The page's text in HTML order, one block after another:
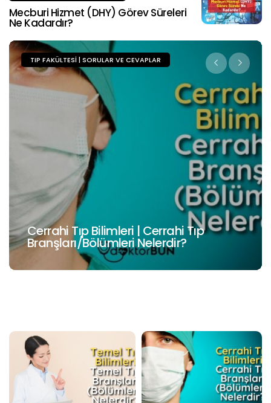
Mecburi Hizmet (DHY) Görev Süreleri
Ne Kadardır?
TIP FAKÜLTESI | SORULAR VE CEVAPLAR
Cerrahi Tıp Bilimleri | Cerrahi Tıp
Branşları/Bölümleri Nelerdir?